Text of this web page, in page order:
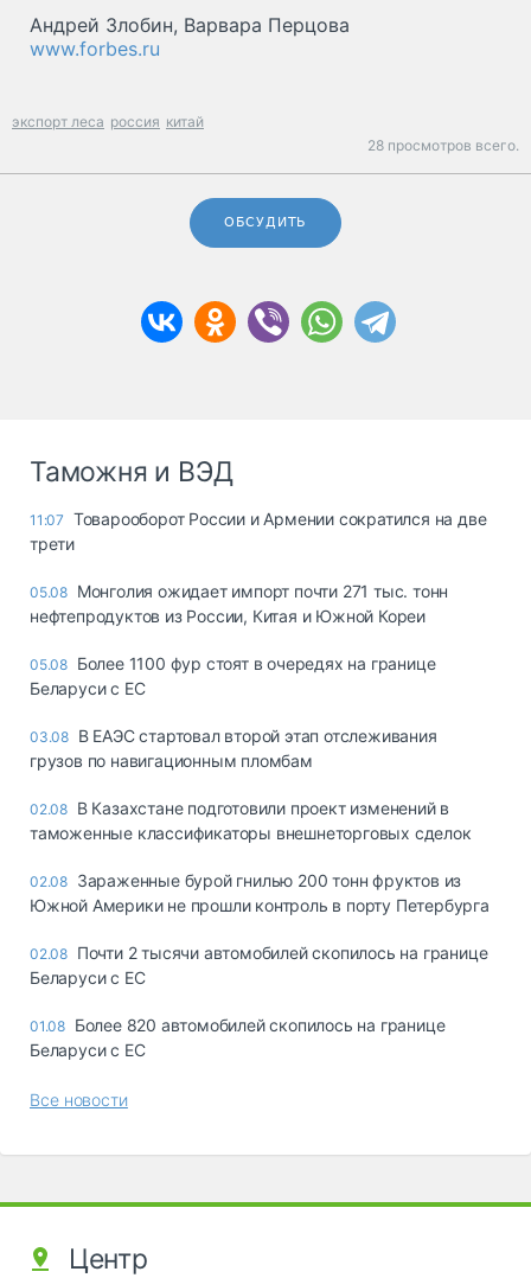
Андрей Злобин, Варвара Перцова
www.forbes.ru
экспорт леса россия китай
28 просмотров всего.
ОБСУДИТЬ
Таможня и ВЭД
11:07 Товарооборот России и Армении сократился на две
трети
05.08 Монголия ожидает импорт почти 271 тыс. тонн
нефтепродуктов из России, Китая и Южной Кореи
05.08 Более 1100 фур стоят в очередях на границе
Беларуси с ЕС
03.08 В ЕАЭС стартовал второй этап отслеживания
грузов по навигационным пломбам
02.08 В Казахстане подготовили проект изменений в
таможенные классификаторы внешнеторговых сделок
02.08 Зараженные бурой гнилью 200 тонн фруктов из
Южной Америки не прошли контроль в порту Петербурга
02.08 Почти 2 тысячи автомобилей скопилось на границе
Беларуси с ЕС
01.08 Более 820 автомобилей скопилось на границе
Беларуси с ЕС
Все новости
Центр